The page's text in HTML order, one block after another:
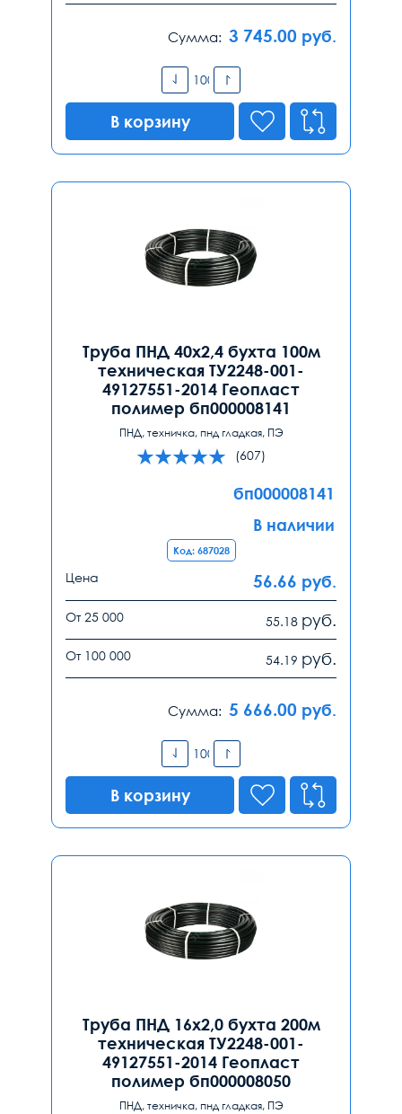
Сумма: 3 745.00 руб.
В корзину
Труба ПНД 40х2,4 бухта 100м
техническая ТУ2248-001-
49127551-2014 Геопласт
полимер бп000008141
ПНД, техничка, пнд гладкая, ПЭ
(607)
бп000008141
В наличии
Код: 687028
Цена 56.66 руб.
От 25 000 55.18 руб.
От 100 000 54.19 руб.
Сумма: 5 666.00 руб.
В корзину
Труба ПНД 16х2,0 бухта 200м
техническая ТУ2248-001-
49127551-2014 Геопласт
полимер бп000008050
ПНД, техничка, пнд гладкая, ПЭ